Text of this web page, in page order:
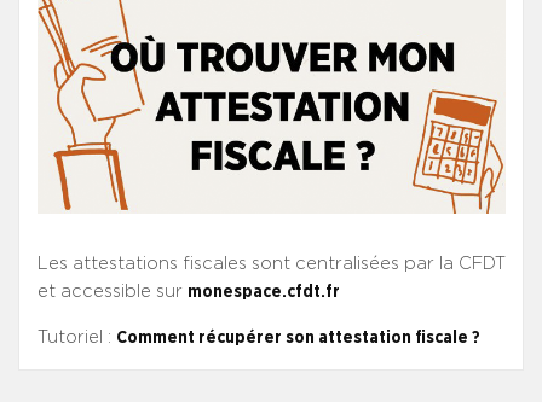
Les attestations fiscales sont centralisées par la CFDT
et accessible sur monespace.cfdt.fr
Tutoriel : Comment récupérer son attestation fiscale ?